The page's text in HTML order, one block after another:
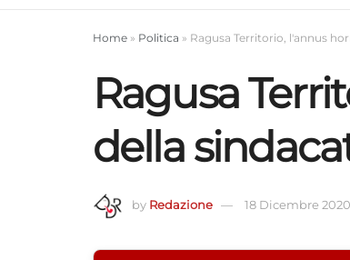
Home » Politica » Ragusa Territorio, l'annus
Ragusa
della
by Redazione 18 Dicembre 2020